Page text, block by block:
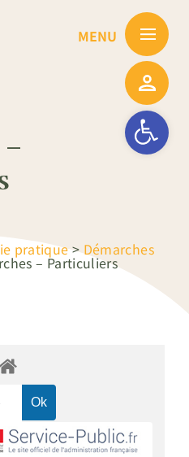
Ouvrir la
pratique>Démarches
– Particuliers